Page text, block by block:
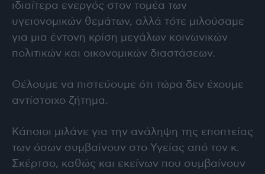
ιδιαίτερα ενεργός στον τομέα των
υγειονομικών θεμάτων, αλλά τότε μιλούσαμε
για μια έντονη κρίση μεγάλων κοινωνικών
πολιτικών και οικονομικών διαστάσεων.
Θέλουμε να πιστεύουμε ότι τώρα δεν έχουμε
αντίστοιχο ζήτημα.
Κάποιοι μιλάνε για την ανάληψη της εποπτείας
των όσων συμβαίνουν στο Υγείας από τον κ.
Σκέρτσο, καθώς και εκείνων που συμβαίνουν